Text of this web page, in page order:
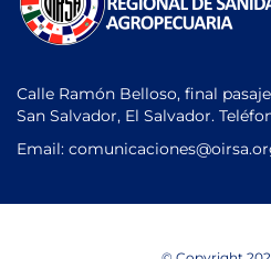
Calle Ramón Belloso, final
San Salvador, El Salvador.
Email: comunicaciones